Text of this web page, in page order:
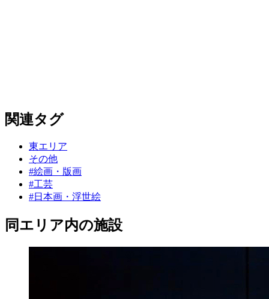
関連タグ
東エリア
その他
#絵画・版画
#工芸
#日本画・浮世絵
同エリア内の施設